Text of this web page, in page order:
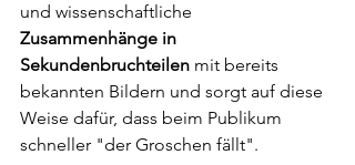
und wissenschaftliche
Zusammenhänge in
Sekundenbruchteilen mit bereits
bekannten Bildern und sorgt auf diese
Weise dafür, dass beim Publikum
schneller "der Groschen fällt".